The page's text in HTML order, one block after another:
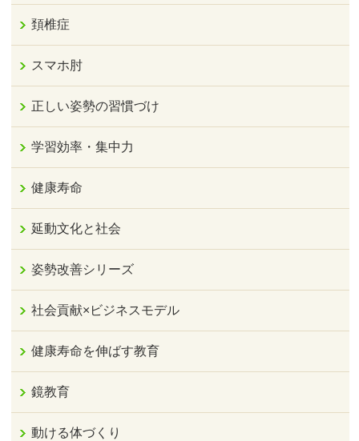
頚椎症
スマホ肘
正しい姿勢の習慣づけ
学習効率・集中力
健康寿命
延動文化と社会
姿勢改善シリーズ
社会貢献×ビジネスモデル
健康寿命を伸ばす教育
鏡教育
動ける体づくり